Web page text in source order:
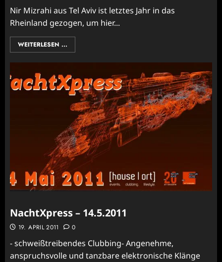
Nir Mizrahi aus Tel Aviv ist letztes Jahr in das
Rheinland gezogen, um hier...
WEITERLESEN ...
NachtXpress – 14.5.2011
19. APRIL 2011 0
- schweißtreibendes Clubbing- Angenehme,
anspruchsvolle und tanzbare elektronische Klänge